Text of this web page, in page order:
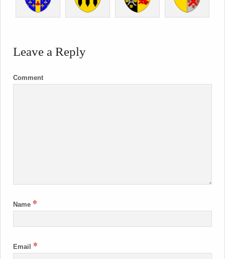
Leave a Reply
Comment
Name *
Email *